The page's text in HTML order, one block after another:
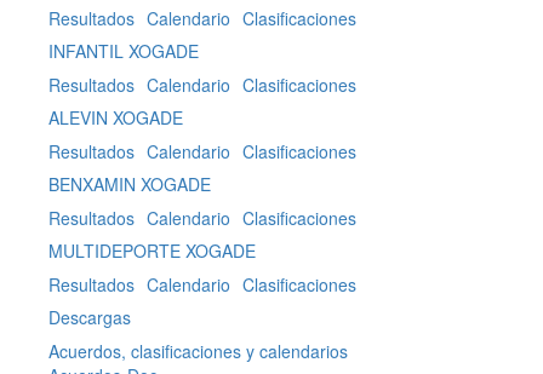
Resultados Calendario Clasificaciones
INFANTIL XOGADE
Resultados Calendario Clasificaciones
ALEVIN XOGADE
Resultados Calendario Clasificaciones
BENXAMIN XOGADE
Resultados Calendario Clasificaciones
MULTIDEPORTE XOGADE
Resultados Calendario Clasificaciones
Descargas
Acuerdos, clasificaciones y calendarios